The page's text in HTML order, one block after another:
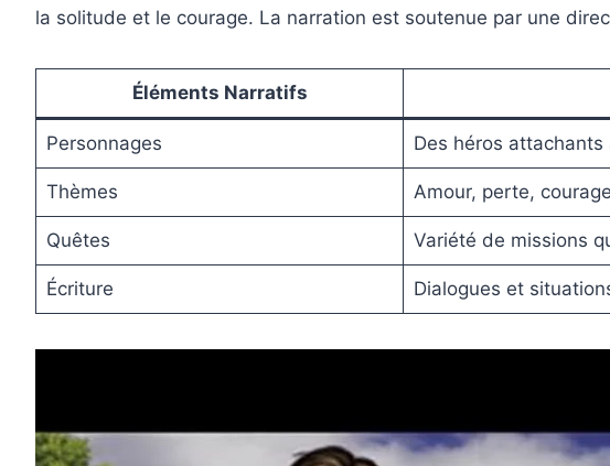
la solitude et le courage. La narration est soutenue par une
Éléments Narratifs
Personnages Des héros
Thèmes Amour, perte,
Quêtes Variété de missions
Écriture Dialogues et